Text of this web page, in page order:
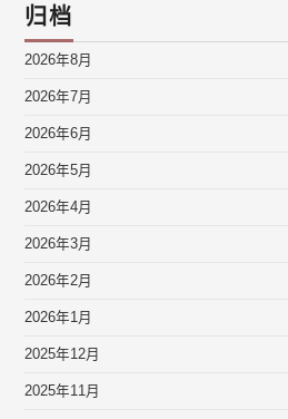
归档
2026年8月
2026年7月
2026年6月
2026年5月
2026年4月
2026年3月
2026年2月
2026年1月
2025年12月
2025年11月